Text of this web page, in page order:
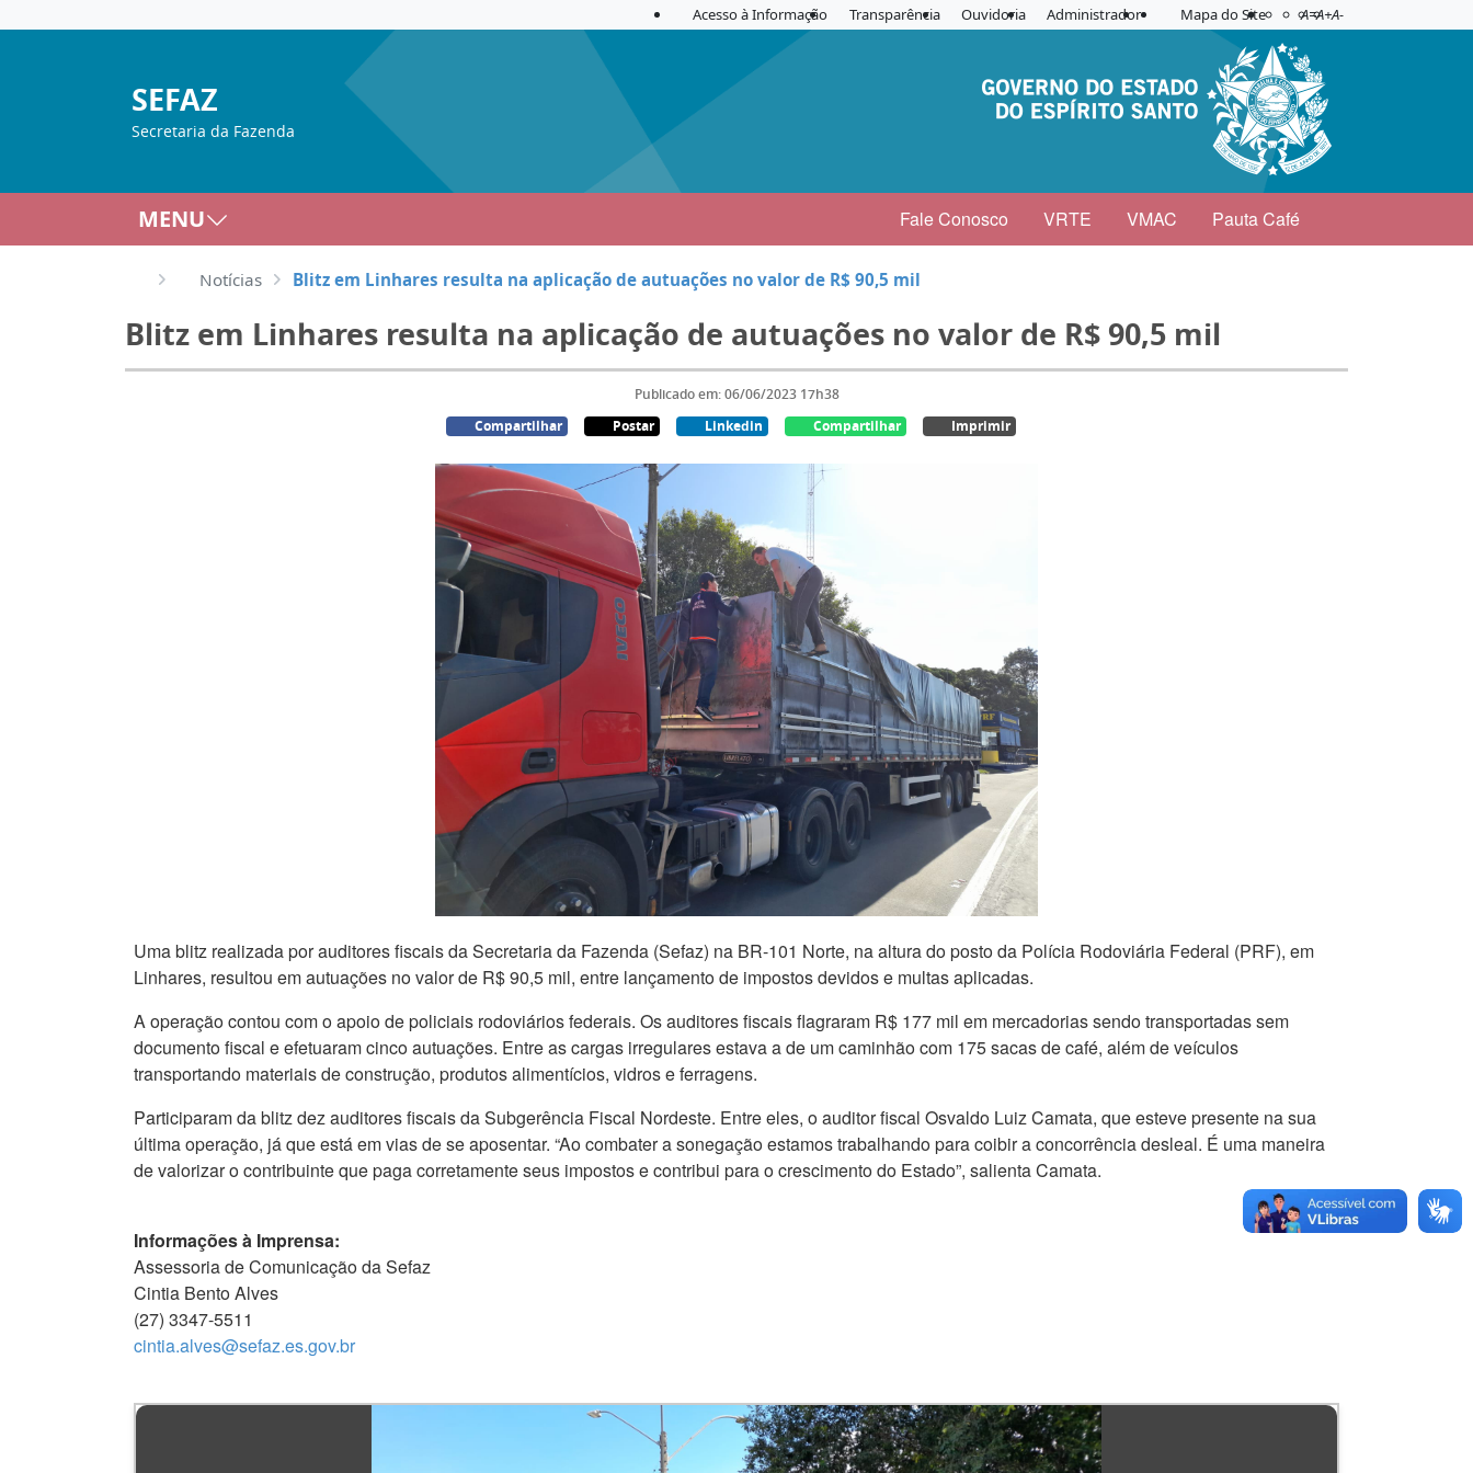
Acesso à Informação Transparência Ouvidoria Administrador Mapa do Site Acessibilidade
Aplicar contraste
A=A+A-
SEFAZ
Secretaria da Fazenda
MENU Fale Conosco VRTE VMAC Pauta Café
Notícias Blitz em Linhares resulta na aplicação de autuações no valor de R$ 90,5 mil
Blitz em Linhares resulta na aplicação de autuações no valor de R$ 90,5 mil
Publicado em: 06/06/2023 17h38
Compartilhar
Postar Linkedin Compartilhar Imprimir
Uma blitz realizada por auditores fiscais da Secretaria da Fazenda (Sefaz) na BR-101 Norte, na altura do posto da Polícia Rodoviária Federal (PRF), em
Linhares, resultou em autuações no valor de R$ 90,5 mil, entre lançamento de impostos devidos e multas aplicadas.
A operação contou com o apoio de policiais rodoviários federais. Os auditores fiscais flagraram R$ 177 mil em mercadorias sendo transportadas sem
documento fiscal e efetuaram cinco autuações. Entre as cargas irregulares estava a de um caminhão com 175 sacas de café, além de veículos
transportando materiais de construção, produtos alimentícios, vidros e ferragens.
Participaram da blitz dez auditores fiscais da Subgerência Fiscal Nordeste. Entre eles, o auditor fiscal Osvaldo Luiz Camata, que esteve presente na sua
última operação, já que está em vias de se aposentar. “Ao combater a sonegação estamos trabalhando para coibir a concorrência desleal. É uma maneira
de valorizar o contribuinte que paga corretamente seus impostos e contribui para o crescimento do Estado”, salienta Camata.
Informações à Imprensa:
Assessoria de Comunicação da Sefaz
Cintia Bento Alves
(27) 3347-5511
cintia.alves@sefaz.es.gov.br